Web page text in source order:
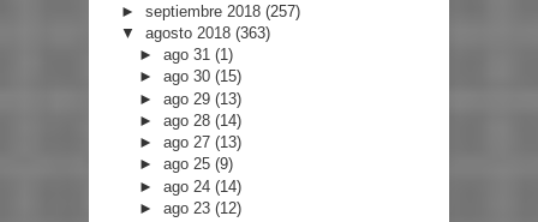
► septiembre 2018 (257)
▼ agosto 2018 (363)
►ago 31(1)
►ago 30(15)
►ago 29(13)
►ago 28(14)
►ago 27(13)
►ago 25(9)
►ago 24(14)
►ago 23(12)